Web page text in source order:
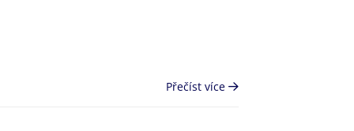
Přečíst více